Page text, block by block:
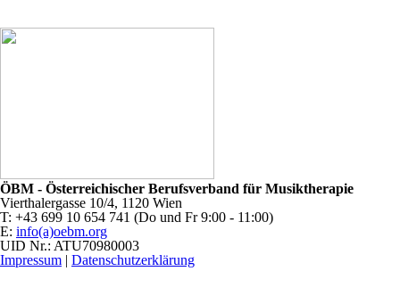
ÖBM - Österreichischer Berufsverband für Musiktherapie
Vierthalergasse 10/4, 1120 Wien
T: +43 699 10 654 741 (Do und Fr 9:00 - 11:00)
E: info(a)oebm.org
UID Nr.: ATU70980003
Impressum | Datenschutzerklärung